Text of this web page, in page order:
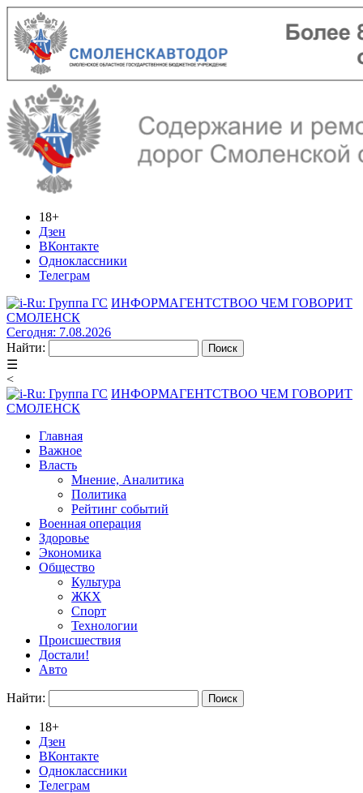
18+
Дзен
ВКонтакте
Одноклассники
Телеграм
ИНФОРМАГЕНТСТВОО ЧЕМ ГОВОРИТ
СМОЛЕНСК
Сегодня: 7.08.2026
Найти:
☰
<
ИНФОРМАГЕНТСТВОО ЧЕМ ГОВОРИТ
СМОЛЕНСК
Главная
Важное
Власть
Мнение, Аналитика
Политика
Рейтинг событий
Военная операция
Здоровье
Экономика
Общество
Культура
ЖКХ
Спорт
Технологии
Происшествия
Достали!
Авто
Найти:
18+
Дзен
ВКонтакте
Одноклассники
Телеграм